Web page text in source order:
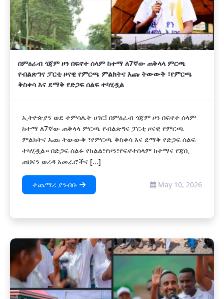
በምዕራብ ጎጃም ዞን በፍኖተ ሰላም ከተማ ለ7ኛው ጠቅላላ ምርጫ
የብልጽግና ፓርቲ ዞናዊ የምርጫ ምልክትና እጩ ትውውቅ ፣የምርጫ
ቅስቀሳ እና ደማቅ የድጋፍ ሰልፍ ተካሂዷል
ኢትዮጵያን ወደ ተምሳሌት ሀገር! በምዕራብ ጎጃም ዞን በፍኖተ ሰላም
ከተማ ለ7ኛው ጠቅላላ ምርጫ የብልጽግና ፓርቲ ዞናዊ የምርጫ
ምልክትና እጩ ትውውቅ ፣የምርጫ ቅስቀሳ እና ደማቅ የድጋፍ ሰልፍ
ተካሂዷል። በድጋፍ ሰልፉ የክልል፣የዞን፣የፍኖተሰላም ከተማና የጃቢ
ጠህናን ወረዳ አመራሮችና [...]
ተጨማሪ ያንብቡ May 10, 2026